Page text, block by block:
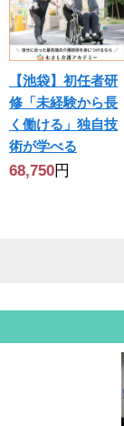
【池袋】初任者研
修「未経験から長
く働ける」独自技
術が学べる
68,750円